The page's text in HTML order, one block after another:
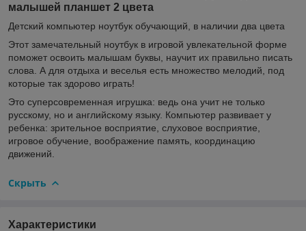
малышей планшет 2 цвета
Детский компьютер ноутбук обучающий, в наличии два цвета
Этот замечательный ноутбук в игровой увлекательной форме
поможет освоить малышам буквы, научит их правильно писать
слова. А для отдыха и веселья есть множество мелодий, под
которые так здорово играть!
Это суперсовременная игрушка: ведь она учит не только
русскому, но и английскому языку. Компьютер развивает у
ребенка: зрительное восприятие, слуховое восприятие,
игровое обучение, воображение память, координацию
движений.
Скрыть
Характеристики